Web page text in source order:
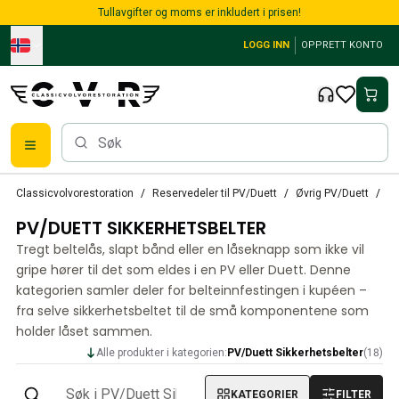
Skip to main contentTullavgifter og moms er inkludert i prisen!
LOGG INN OPPRETT KONTO
Reservedeler til PV/Duett
PV/Duett Bremssystem
PV/Duett Drivstoff/avgassystem
PV/Duett Elsystem
PV/Duett Forstilling
PV/Duett Interiør
PV/Duett Karosseri
PV/Duett Kraftoverføring/bakaksel
Classicvolvorestoration Reservedeler til PV/Duett Øvrig PV/Duett
PV/DUETT SIKKERHETSBELTER
Tregt beltelås, slapt bånd eller en låseknapp som ikke vil
gripe hører til det som eldes i en PV eller Duett. Denne
kategorien samler deler for belteinnfestingen i kupéen –
fra selve sikkerhetsbeltet til de små komponentene som
holder låset sammen.
Alle produkter i kategorien: PV/Duett Sikkerhetsbelter(18)
KATEGORIER FILTER